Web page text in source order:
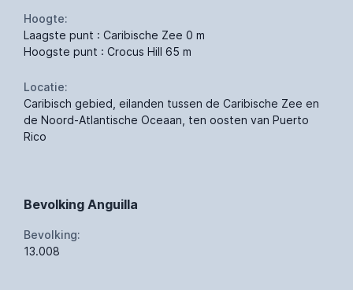
Hoogte:
Laagste punt : Caribische Zee 0 m
Hoogste punt : Crocus Hill 65 m
Locatie:
Caribisch gebied, eilanden tussen de Caribische Zee en
de Noord-Atlantische Oceaan, ten oosten van Puerto
Rico
Bevolking Anguilla
Bevolking:
13.008